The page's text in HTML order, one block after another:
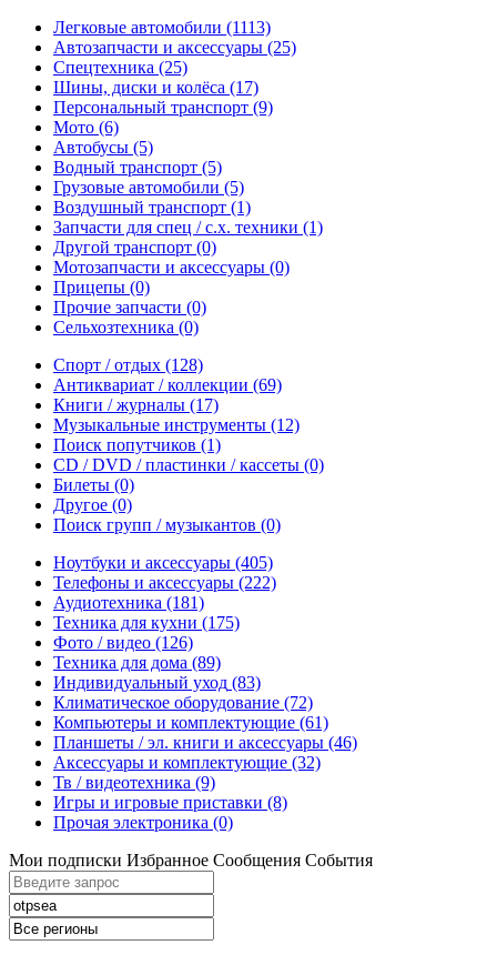
Легковые автомобили (1113)
Автозапчасти и аксессуары (25)
Спецтехника (25)
Шины, диски и колёса (17)
Персональный транспорт (9)
Мото (6)
Автобусы (5)
Водный транспорт (5)
Грузовые автомобили (5)
Воздушный транспорт (1)
Запчасти для спец / с.х. техники (1)
Другой транспорт (0)
Мотозапчасти и аксессуары (0)
Прицепы (0)
Прочие запчасти (0)
Сельхозтехника (0)
Спорт / отдых (128)
Антиквариат / коллекции (69)
Книги / журналы (17)
Музыкальные инструменты (12)
Поиск попутчиков (1)
CD / DVD / пластинки / кассеты (0)
Билеты (0)
Другое (0)
Поиск групп / музыкантов (0)
Ноутбуки и аксессуары (405)
Телефоны и аксессуары (222)
Аудиотехника (181)
Техника для кухни (175)
Фото / видео (126)
Техника для дома (89)
Индивидуальный уход (83)
Климатическое оборудование (72)
Компьютеры и комплектующие (61)
Планшеты / эл. книги и аксессуары (46)
Аксессуары и комплектующие (32)
Тв / видеотехника (9)
Игры и игровые приставки (8)
Прочая электроника (0)
Мои подписки Избранное Сообщения События